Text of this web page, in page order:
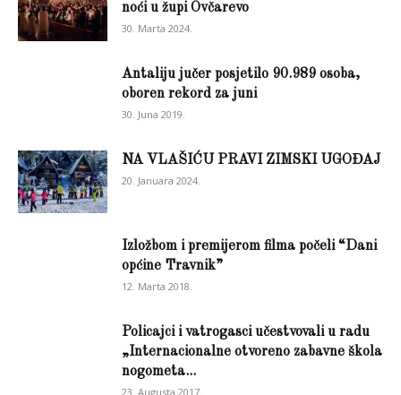
noći u župi Ovčarevo
30. Marta 2024.
Antaliju jučer posjetilo 90.989 osoba,
oboren rekord za juni
30. Juna 2019.
NA VLAŠIĆU PRAVI ZIMSKI UGOĐAJ
20. Januara 2024.
Izložbom i premijerom filma počeli “Dani
općine Travnik”
12. Marta 2018.
Policajci i vatrogasci učestvovali u radu
„Internacionalne otvoreno zabavne škola
nogometa...
23. Augusta 2017.